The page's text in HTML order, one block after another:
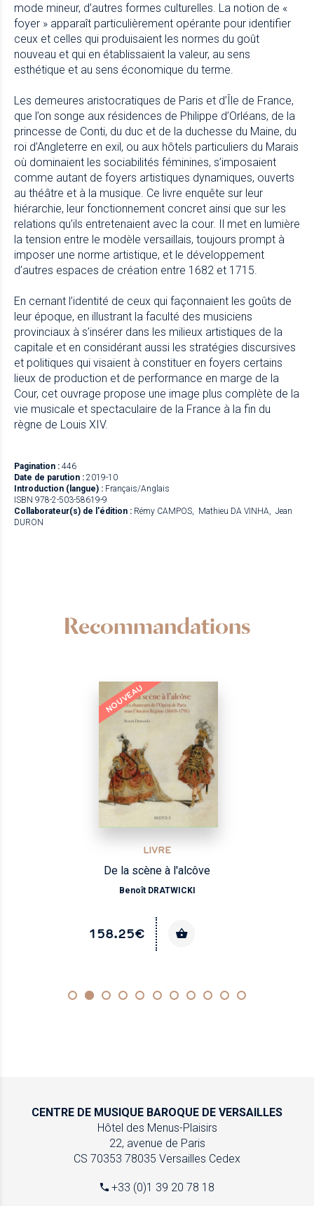
mode mineur, d’autres formes culturelles. La notion de «
foyer » apparaît particulièrement opérante pour identifier
ceux et celles qui produisaient les normes du goût
nouveau et qui en établissaient la valeur, au sens
esthétique et au sens économique du terme.
Les demeures aristocratiques de Paris et d’Île de France,
que l’on songe aux résidences de Philippe d’Orléans, de la
princesse de Conti, du duc et de la duchesse du Maine, du
roi d’Angleterre en exil, ou aux hôtels particuliers du Marais
où dominaient les sociabilités féminines, s’imposaient
comme autant de foyers artistiques dynamiques, ouverts
au théâtre et à la musique. Ce livre enquête sur leur
hiérarchie, leur fonctionnement concret ainsi que sur les
relations qu’ils entretenaient avec la cour. Il met en lumière
la tension entre le modèle versaillais, toujours prompt à
imposer une norme artistique, et le développement
d’autres espaces de création entre 1682 et 1715.
En cernant l’identité de ceux qui façonnaient les goûts de
leur époque, en illustrant la faculté des musiciens
provinciaux à s’insérer dans les milieux artistiques de la
capitale et en considérant aussi les stratégies discursives
et politiques qui visaient à constituer en foyers certains
lieux de production et de performance en marge de la
Cour, cet ouvrage propose une image plus complète de la
vie musicale et spectaculaire de la France à la fin du
règne de Louis XIV.
Pagination : 446
Date de parution : 2019-10
Introduction (langue) : Français/Anglais
ISBN 978-2-503-58619-9
Collaborateur(s) de l'édition : Rémy CAMPOS Mathieu DA VINHA
Jean
DURON
Recommandations
NOUVEAU
LIVRE
De la scène à l'alcôve
Benoît DRATWICKI
158.25€
CENTRE DE MUSIQUE BAROQUE DE VERSAILLES
Hôtel des Menus-Plaisirs
22, avenue de Paris
CS 70353 78035 Versailles Cedex
+33 (0)1 39 20 78 18